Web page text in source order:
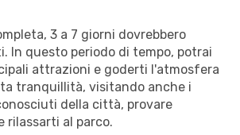
3 a 7 giorni dovrebbero
In questo periodo di tempo, potrai
attrazioni e goderti l'atmosfera
tranquillità, visitando anche i
della città, provare
rilassarti al parco.